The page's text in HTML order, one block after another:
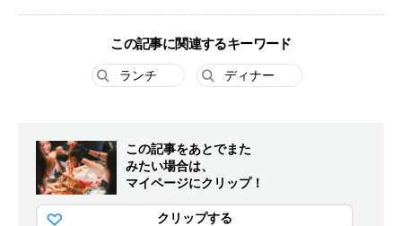
この記事に関連するキーワード
ランチ ディナー
この記事をあとでまた
みたい場合は、
マイページにクリップ！
クリップする